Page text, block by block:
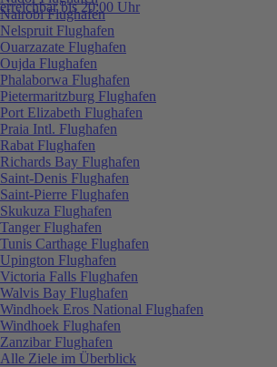
erreichbar bis 20:00 Uhr
Nairobi Flughafen
Nelspruit Flughafen
Ouarzazate Flughafen
Oujda Flughafen
Phalaborwa Flughafen
Pietermaritzburg Flughafen
Port Elizabeth Flughafen
Praia Intl. Flughafen
Rabat Flughafen
Richards Bay Flughafen
Saint-Denis Flughafen
Saint-Pierre Flughafen
Skukuza Flughafen
Tanger Flughafen
Tunis Carthage Flughafen
Upington Flughafen
Victoria Falls Flughafen
Walvis Bay Flughafen
Windhoek Eros National Flughafen
Windhoek Flughafen
Zanzibar Flughafen
Alle Ziele im Überblick